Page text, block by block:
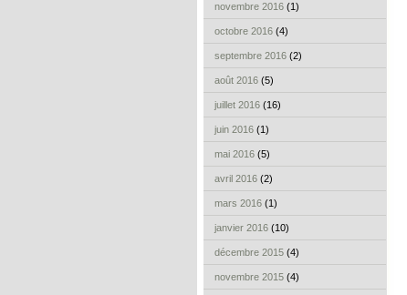
novembre 2016 (1)
octobre 2016 (4)
septembre 2016 (2)
août 2016 (5)
juillet 2016 (16)
juin 2016 (1)
mai 2016 (5)
avril 2016 (2)
mars 2016 (1)
janvier 2016 (10)
décembre 2015 (4)
novembre 2015 (4)